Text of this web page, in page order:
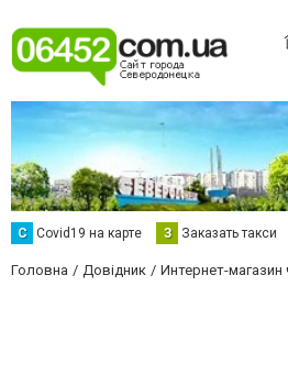
С Сovid19 на карте З Заказать такси
Головна Довідник Интернет-магазин